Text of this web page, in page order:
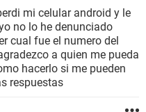
mi celular android y le
no lo he denunciado
cual fue el numero del
a quien me pueda
hacerlo si me pueden
respuestas